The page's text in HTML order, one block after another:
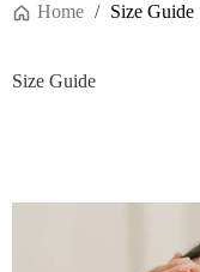
Home / Size Guide
Size Guide